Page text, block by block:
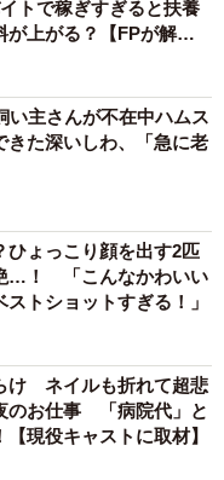
5/5
する鈴子 ©︎NHK
セージをお願いしま
トで稼ぎすぎると扶養
が上がる？【FPが解
主さんが不在中ハムス
た深いしわ、「急に老
ひょっこり顔を出す2匹
…！ 「こんなかわいい
トショットすぎる！」
け ネイルも折れて超悲
お仕事 「病院代」と
現役キャストに取材】